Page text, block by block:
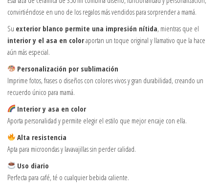
convirtiéndose en uno de los regalos más vendidos para sorprender a mamá.
Su exterior blanco permite una impresión nítida, mientras que el
interior y el asa en coloraportan un toque original y llamativo que la hace
aún más especial.
Personalización por sublimación
Imprime fotos, frases o diseños con colores vivos y gran durabilidad, creando un
recuerdo único para mamá.
Interior y asa en color
Aporta personalidad y permite elegir el estilo que mejor encaje con ella.
Alta resistencia
Apta para microondas y lavavajillas sin perder calidad.
Uso diario
Perfecta para café, té o cualquier bebida caliente.